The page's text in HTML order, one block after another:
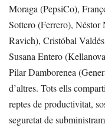
Moraga (PepsiCo),
Sottero (Ferrero),
Ravich), Cristóbal
Susana Entero
Pilar Damborenea
d’altres. Tots ells
reptes de productivitat,
seguretat de